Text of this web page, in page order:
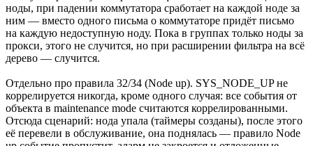
ноды, при падении коммутатора сработает на каждой ноде за
ним — вместо одного письма о коммутаторе придёт письмо
на каждую недоступную ноду. Пока в группах только ноды за
прокси, этого не случится, но при расширении фильтра на всё
дерево — случится.
Отдельно про правила 32/34 (Node up). SYS_NODE_UP не
коррелируется никогда, кроме одного случая: все события от
объекта в maintenance mode считаются коррелированными.
Отсюда сценарий: нода упала (таймеры созданы), после этого
её перевели в обслуживание, она поднялась — правило Node